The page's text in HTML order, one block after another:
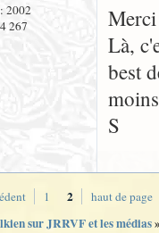
2002
267
Là,
best
S
1 2 haut de page
sur JRRVF et les médias»